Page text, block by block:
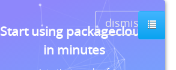
dismiss
Start using packagecloud
in minutes